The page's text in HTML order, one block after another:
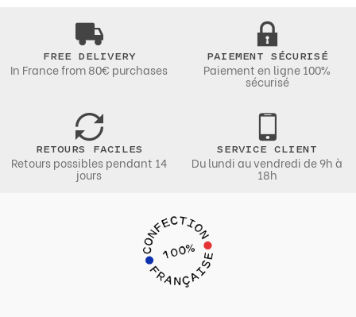
FREE DELIVERY
In France from 80€ purchases
PAIEMENT SÉCURISÉ
Paiement en ligne 100%
sécurisé
RETOURS FACILES
Retours possibles pendant 14
jours
SERVICE CLIENT
Du lundi au vendredi de 9h à
18h